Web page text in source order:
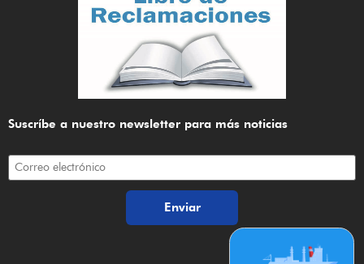
Suscríbe a nuestro newsletter para más noticias